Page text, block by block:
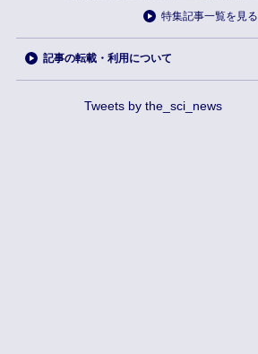
特集記事一覧を見る
記事の転載・利用について
Tweets by the_sci_news